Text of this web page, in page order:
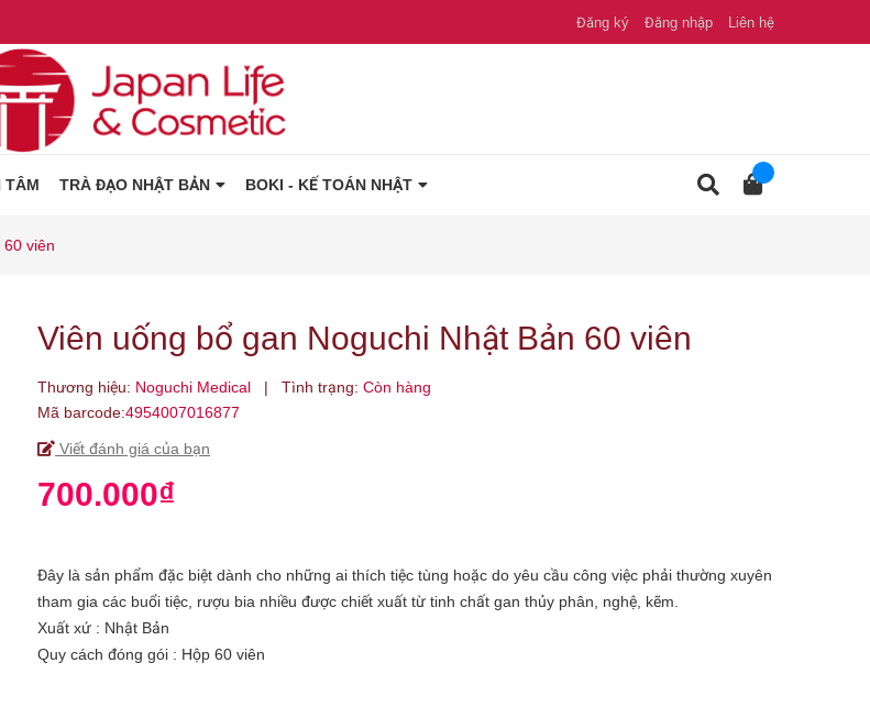
Đăng ký Đăng nhập Liên hệ
TÂM TRÀ ĐẠO NHẬT BẢN BOKI - KẾ TOÁN NHẬT
viên
Viên uống bổ gan Noguchi Nhật Bản 60 viên
Thương hiệu: Noguchi Medical | Tình trạng: Còn hàng
Mã barcode:4954007016877
Viết đánh giá của bạn
700.000₫
Đây là sản phẩm đặc biệt dành cho những ai thích tiệc tùng hoặc do yêu cầu công việc phải thường xuyên
tham gia các buổi tiệc, rượu bia nhiều được chiết xuất từ tinh chất gan thủy phân, nghệ, kẽm.
Xuất xứ : Nhật Bản
Quy cách đóng gói : Hộp 60 viên